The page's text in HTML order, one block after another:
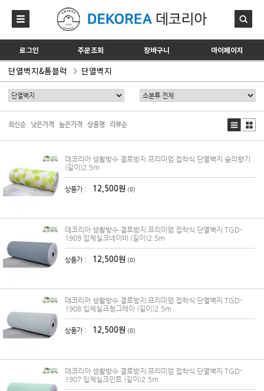
로그인 주문조회 장바구니 마이페이지
단열벽지&폼블럭 단열벽지
최신순 낮은가격 높은가격 상품명 리뷰순
데코리아 생활방수 결로방지 프리미엄 접착식 단열벽지 숲의향기
(길이)2.5m
상품가 : 12,500원 (0)
데코리아 생활방수 결로방지 프리미엄 접착식 단열벽지 TGD-
1909 입체실크네이비 (길이)2.5m
상품가 : 12,500원 (0)
데코리아 생활방수 결로방지 프리미엄 접착식 단열벽지 TGD-
1908 입체실크청그레이 (길이)2.5m
상품가 : 12,500원 (0)
데코리아 생활방수 결로방지 프리미엄 접착식 단열벽지 TGD-
1907 입체실크민트 (길이)2.5m